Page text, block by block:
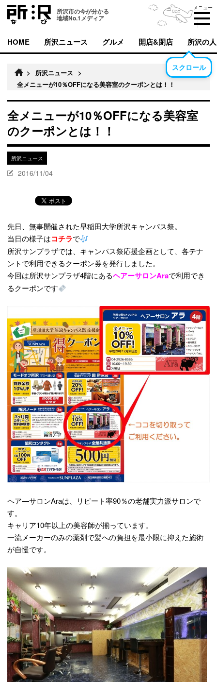
所沢市の今が分かる
地域No.1メディア
メニュー
HOME 所沢ニュース グルメ 開店&閉店 所沢の人
スクロール
> 所沢ニュース
>
全メニューが10％OFFになる美容室のクーポンとは！！
全メニューが10％OFFになる美容室
のクーポンとは！！
所沢ニュース
2016/11/04
先日、無事開催された早稲田大学所沢キャンパス祭。
当日の様子はコチラで
所沢サンプラザでは、キャンパス祭応援企画として、各テナ
ントで利用できるクーポン券を発行しました。
今回は所沢サンプラザ4階にあるヘアーサロンAraで利用でき
るクーポンです
ヘア―サロンAraは、リピート率90％の老舗実力派サロンで
す。
キャリア10年以上の美容師が揃っています。
一流メーカーのみの薬剤で髪への負担を最小限に抑えた施術
が自慢です。